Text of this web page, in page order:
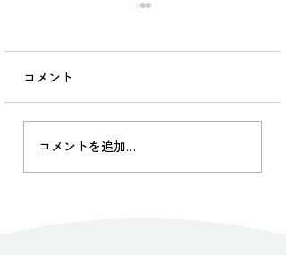
山里診療。 被災から9年が
経ち、 のちに起こった被災
の多さからもう私たちの被
災は遠く忘れ去られた感が
コメント
コメントを追加…